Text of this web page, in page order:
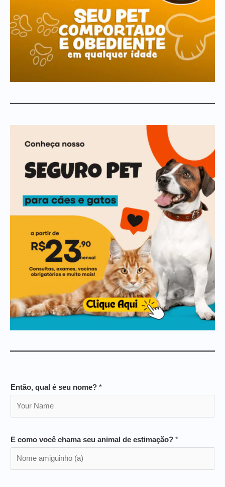
Então, qual é seu nome? *
E como você chama seu animal de estimação? *